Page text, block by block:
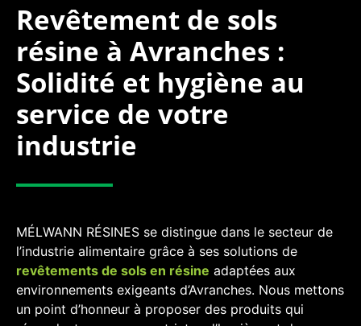
Revêtement de sols
résine à Avranches :
Solidité et hygiène au
service de votre
industrie
MÉLWANN RÉSINES se distingue dans le secteur de
l’industrie alimentaire grâce à ses solutions de
revêtements de sols en résine adaptées aux
environnements exigeants d’Avranches. Nous mettons
un point d’honneur à proposer des produits qui